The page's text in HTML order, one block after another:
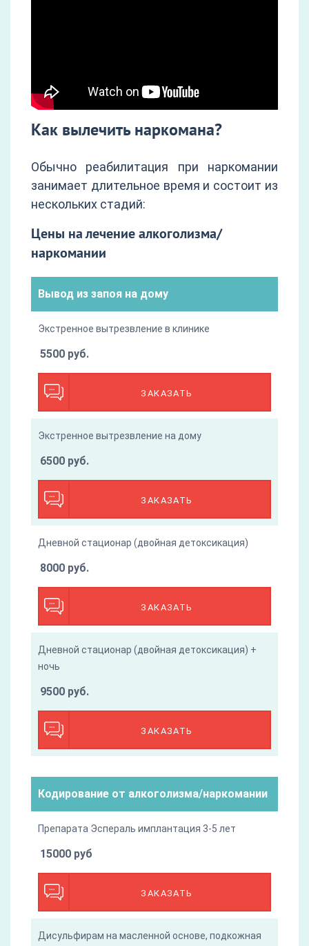
Как вылечить наркомана?
Обычно реабилитация при наркомании
занимает длительное время и состоит из
нескольких стадий:
Цены на лечение алкоголизма/
наркомании
Вывод из запоя на дому
Экстренное вытрезвление в клинике
ЗАКАЗАТЬ
5500 руб.
Экстренное вытрезвление на дому
ЗАКАЗАТЬ
6500 руб.
Дневной стационар (двойная детоксикация)
ЗАКАЗАТЬ
8000 руб.
Дневной стационар (двойная детоксикация) +
ночь
ЗАКАЗАТЬ
9500 руб.
Кодирование от алкоголизма/наркомании
Препарата Эспераль имплантация 3-5 лет
ЗАКАЗАТЬ
15000 руб
Дисульфирам на масленной основе, подкожная